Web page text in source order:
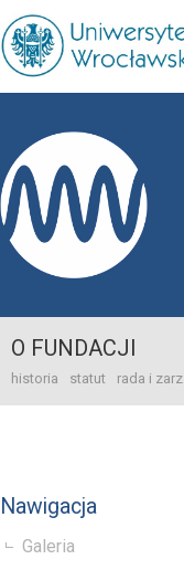
O FUNDACJI
historia statut rada i zarząd
Nawigacja
Galeria